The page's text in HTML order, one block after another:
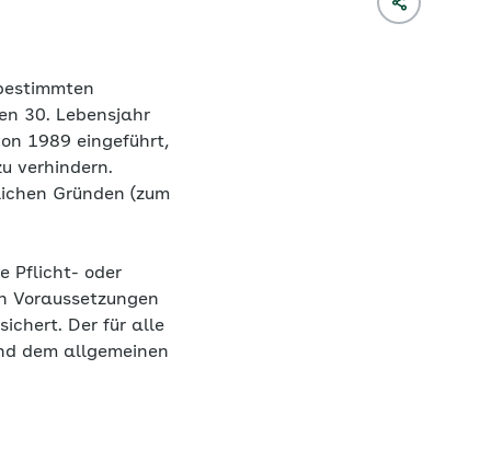
30. Lebensjahr
1989 eingeführt,
verhindern.
Gründen (zum
Pflicht- oder
Voraussetzungen
Der für alle
dem allgemeinen